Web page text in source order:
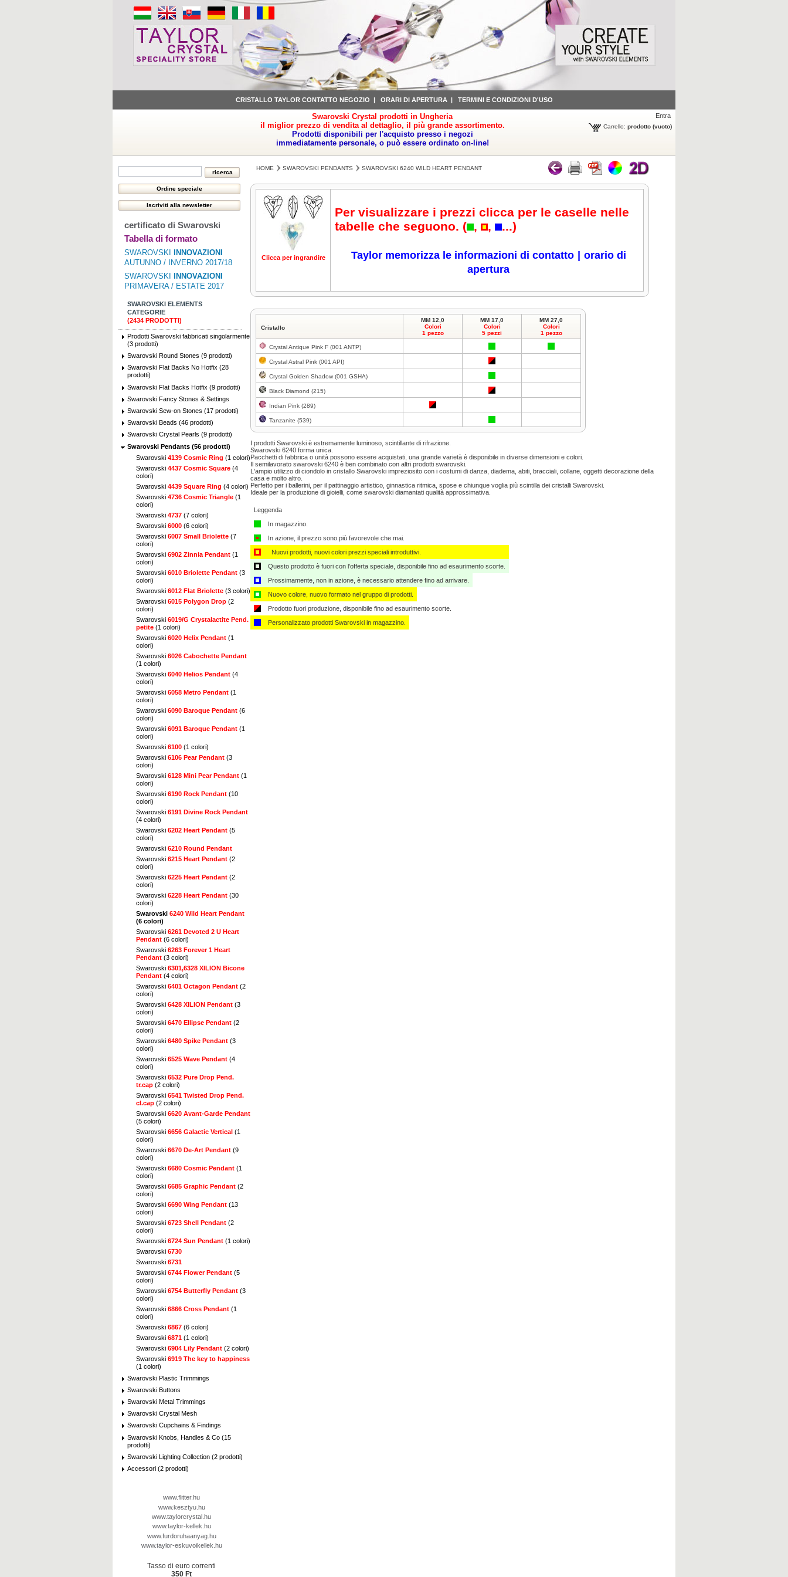
CRISTALLO TAYLOR CONTATTO NEGOZIO | ORARI DI APERTURA | TERMINI E CONDIZIONI D'USO
Swarovski Crystal prodotti in Ungheria
il miglior prezzo di vendita al dettaglio, il più grande assortimento.
Prodotti disponibili per l'acquisto presso i negozi
immediatamente personale, o può essere ordinato on-line!
Entra
Carrello: prodotto (vuoto)
certificato di Swarovski
Tabella di formato
SWAROVSKI
INNOVAZIONI
AUTUNNO / INVERNO 2017/18
SWAROVSKI
INNOVAZIONI
PRIMAVERA / ESTATE 2017
SWAROVSKI ELEMENTS
CATEGORIE
(2434 PRODOTTI)
Prodotti Swarovski fabbricati singolarmente
(3 prodotti)
Swarovski Round Stones (9 prodotti)
Swarovski Flat Backs No Hotfix (28
prodotti)
Swarovski Flat Backs Hotfix (9 prodotti)
Swarovski Fancy Stones & Settings
Swarovski Sew-on Stones (17 prodotti)
Swarovski Beads (46 prodotti)
Swarovski Crystal Pearls (9 prodotti)
Swarovski Pendants (56 prodotti)
Swarovski 4139 Cosmic Ring (1 colori)
Swarovski 4437 Cosmic Square (4
colori)
Swarovski 4439 Square Ring (4 colori)
Swarovski 4736 Cosmic Triangle (1
colori)
Swarovski 4737 (7 colori)
Swarovski 6000 (6 colori)
Swarovski 6007 Small Briolette (7
colori)
Swarovski 6902 Zinnia Pendant (1
colori)
Swarovski 6010 Briolette Pendant (3
colori)
Swarovski 6012 Flat Briolette (3 colori)
Swarovski 6015 Polygon Drop (2
colori)
Swarovski 6019/G Crystalactite Pend.
petite (1 colori)
Swarovski 6020 Helix Pendant (1
colori)
Swarovski 6026 Cabochette Pendant
(1 colori)
Swarovski 6040 Helios Pendant (4
colori)
Swarovski 6058 Metro Pendant (1
colori)
Swarovski 6090 Baroque Pendant (6
colori)
Swarovski 6091 Baroque Pendant (1
colori)
Swarovski 6100 (1 colori)
Swarovski 6106 Pear Pendant (3
colori)
Swarovski 6128 Mini Pear Pendant (1
colori)
Swarovski 6190 Rock Pendant (10
colori)
Swarovski 6191 Divine Rock Pendant
(4 colori)
Swarovski 6202 Heart Pendant (5
colori)
Swarovski 6210 Round Pendant
Swarovski 6215 Heart Pendant (2
colori)
Swarovski 6225 Heart Pendant (2
colori)
Swarovski 6228 Heart Pendant (30
colori)
Swarovski 6240 Wild Heart Pendant
(6 colori)
Swarovski 6261 Devoted 2 U Heart
Pendant (6 colori)
Swarovski 6263 Forever 1 Heart
Pendant (3 colori)
Swarovski 6301,6328 XILION Bicone
Pendant (4 colori)
Swarovski 6401 Octagon Pendant (2
colori)
Swarovski 6428 XILION Pendant (3
colori)
Swarovski 6470 Ellipse Pendant (2
colori)
Swarovski 6480 Spike Pendant (3
colori)
Swarovski 6525 Wave Pendant (4
colori)
Swarovski 6532 Pure Drop Pend.
tr.cap (2 colori)
Swarovski 6541 Twisted Drop Pend.
cl.cap (2 colori)
Swarovski 6620 Avant-Garde Pendant
(5 colori)
Swarovski 6656 Galactic Vertical (1
colori)
Swarovski 6670 De-Art Pendant (9
colori)
Swarovski 6680 Cosmic Pendant (1
colori)
Swarovski 6685 Graphic Pendant (2
colori)
Swarovski 6690 Wing Pendant (13
colori)
Swarovski 6723 Shell Pendant (2
colori)
Swarovski 6724 Sun Pendant (1 colori)
Swarovski 6730
Swarovski 6731
Swarovski 6744 Flower Pendant (5
colori)
Swarovski 6754 Butterfly Pendant (3
colori)
Swarovski 6866 Cross Pendant (1
colori)
Swarovski 6867 (6 colori)
Swarovski 6871 (1 colori)
Swarovski 6904 Lily Pendant (2 colori)
Swarovski 6919 The key to happiness
(1 colori)
Swarovski Plastic Trimmings
Swarovski Buttons
Swarovski Metal Trimmings
Swarovski Crystal Mesh
Swarovski Cupchains & Findings
Swarovski Knobs, Handles & Co (15
prodotti)
Swarovski Lighting Collection (2 prodotti)
Accessori (2 prodotti)
www.flitter.hu
www.kesztyu.hu
www.taylorcrystal.hu
www.taylor-kellek.hu
www.furdoruhaanyag.hu
www.taylor-eskuvoikellek.hu
Tasso di euro correnti
350 Ft
HOME SWAROVSKI PENDANTS SWAROVSKI 6240 WILD HEART PENDANT
Clicca per ingrandire Clicca per ingrandireClicca per ingrandire Clicca per ingrandire Clicca per ingrandire Clicca per ingrandire
Per visualizzare i prezzi clicca per le caselle nelle
tabelle che seguono. ( , , ...)
Taylor memorizza le informazioni di contatto
orario di
apertura
Cristallo
MM 12,0
Colori
1 pezzo
MM 17,0
Colori
5 pezzi
MM 27,0
Colori
1 pezzo
Crystal Antique Pink F (001 ANTP)
Crystal Astral Pink (001 API)
Crystal Golden Shadow (001 GSHA)
Black Diamond (215)
Indian Pink (289)
Tanzanite (539)
I prodotti Swarovski è estremamente luminoso, scintillante di rifrazione.
Swarovski 6240 forma unica.
Pacchetti di fabbrica o unità possono essere acquistati, una grande varietà è disponibile in diverse dimensioni e colori.
Il semilavorato swarovski 6240 è ben combinato con altri prodotti swarovski.
L'ampio utilizzo di ciondolo in cristallo Swarovski impreziosito con i costumi di danza, diadema, abiti, bracciali, collane, oggetti decorazione della
casa e molto altro.
Perfetto per i ballerini, per il pattinaggio artistico, ginnastica ritmica, spose e chiunque voglia più scintilla dei cristalli Swarovski.
Ideale per la produzione di gioielli, come swarovski diamantati qualità approssimativa.
Leggenda
In magazzino.
In azione, il prezzo sono più favorevole che mai.
Nuovi prodotti, nuovi colori prezzi speciali introduttivi.
Questo prodotto è fuori con l'offerta speciale, disponibile fino ad esaurimento scorte.
Prossimamente, non in azione, è necessario attendere fino ad arrivare.
Nuovo colore, nuovo formato nel gruppo di prodotti.
Prodotto fuori produzione, disponibile fino ad esaurimento scorte.
Personalizzato ​​prodotti Swarovski in magazzino.